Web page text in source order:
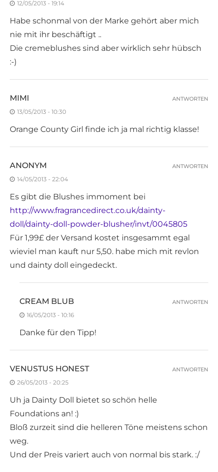
12/05/2013 - 19:14
Habe schonmal von der Marke gehört aber mich
nie mit ihr beschäftigt ..
Die cremeblushes sind aber wirklich sehr hübsch
:-)
MIMI
13/05/2013 - 10:30
Orange County Girl finde ich ja mal richtig klasse!
ANTWORTEN
ANONYM
14/05/2013 - 22:04
Es gibt die Blushes immoment bei
http://www.fragrancedirect.co.uk/dainty-
doll/dainty-doll-powder-blusher/invt/0045805
Für 1,99£ der Versand kostet insgesammt egal
wieviel man kauft nur 5,50. habe mich mit revlon
und dainty doll eingedeckt.
ANTWORTEN
CREAM BLUB
16/05/2013 - 10:16
Danke für den Tipp!
ANTWORTEN
VENUSTUS HONEST
26/05/2013 - 20:25
Uh ja Dainty Doll bietet so schön helle
Foundations an! :)
Bloß zurzeit sind die helleren Töne meistens schon
weg.
Und der Preis variert auch von normal bis stark. :/
ANTWORTEN